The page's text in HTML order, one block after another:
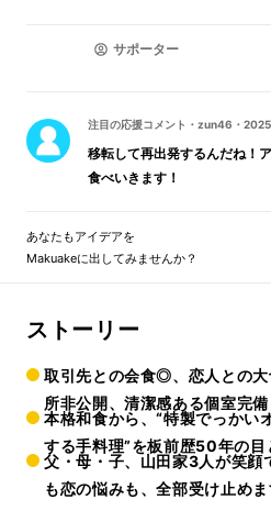
サポーター
注目の応援コメント ・ zun46 ・
移転して再出発するんだね！
食べいきます！
あなたもアイデアを
Makuakeに出してみませんか？
ストーリー
取引先との会食◎、恋人との
所非公開、清潔感ある個室完備
本格和食から、“特製でっかい
する手料理”を板前歴50年の目
父・母・子、山田家3人が笑顔
も恋の悩みも、全部受け止めま